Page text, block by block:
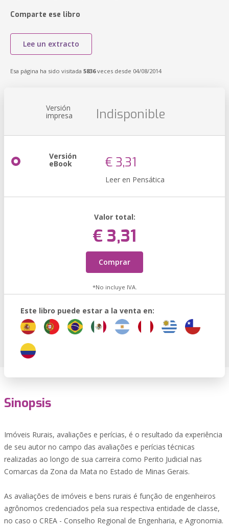
Comparte ese libro
Lee un extracto
Esa página ha sido visitada 5836veces desde 04/08/2014
Versión
impresa Indisponible
Versión
eBook € 3,31
Leer en Pensática
Valor total:
€ 3,31
Comprar
*No incluye IVA.
Este libro puede estar a la venta en:
Sinopsis
Imóveis Rurais, avaliações e perícias, é o resultado da experiência
de seu autor no campo das avaliações e perícias técnicas
realizadas ao longo de sua carreira como Perito Judicial nas
Comarcas da Zona da Mata no Estado de Minas Gerais.
As avaliações de imóveis e bens rurais é função de engenheiros
agrônomos credenciados pela sua respectiva entidade de classe,
no caso o CREA - Conselho Regional de Engenharia, e Agronomia.